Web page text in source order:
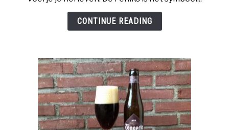
CONTINUE READING